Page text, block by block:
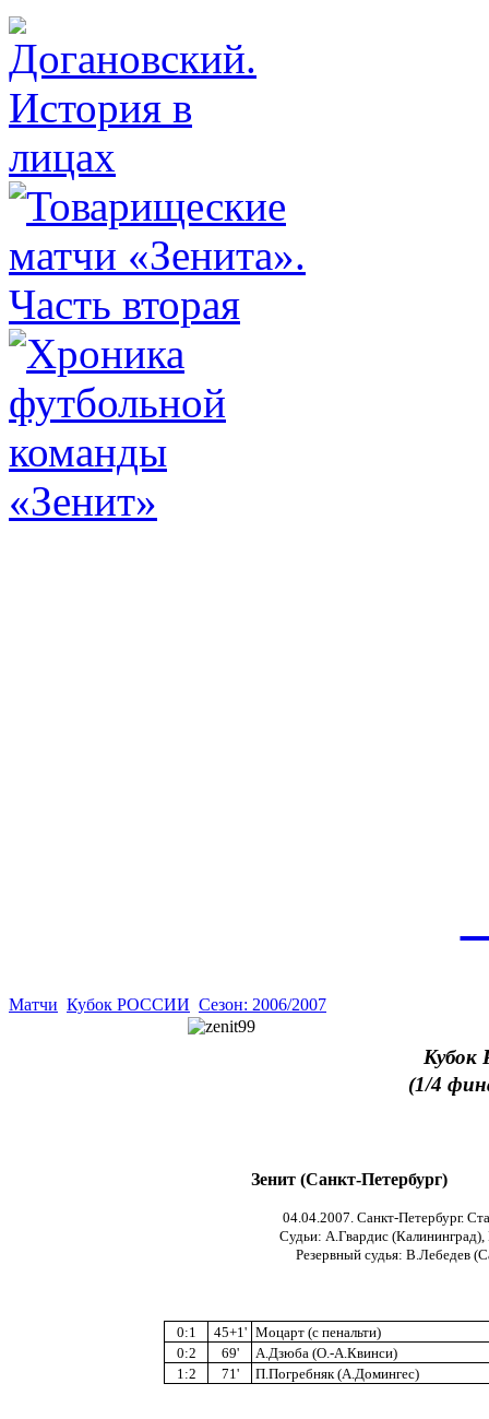
Матчи Кубок РОССИИ Сезон: 2006/2007
Кубок
(1/4
Зенит (Санкт-Петербург)
04.04.2007. Санкт-Петербург.
Судьи: А.Гвардис
Резервный судья: В.Лебедев
0:1 45+1' Моцарт (с пенальти)
0:2
69'
А.Дзюба (О.-А.Квинси)
1:2
71' П.Погребняк (А.Домингес)